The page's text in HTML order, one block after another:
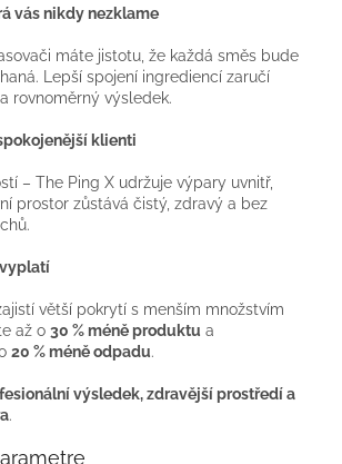
vás nikdy nezklame
máte jistotu, že každá směs bude
Lepší spojení ingrediencí zaručí
rovnoměrný výsledek.
klienti
– The Ping X udržuje výpary uvnitř,
prostor zůstává čistý, zdravý a bez
větší pokrytí s menším množstvím
až o 30 % méně produktu a
20 % méně odpadu.
výsledek, zdravější prostředí a
.